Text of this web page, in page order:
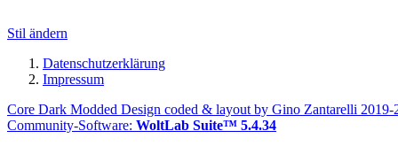
Stil ändern
Datenschutzerklärung
Impressum
Core Dark Modded Design coded & layout by Gino Zantarelli
Community-Software: WoltLab Suite™ 5.4.34